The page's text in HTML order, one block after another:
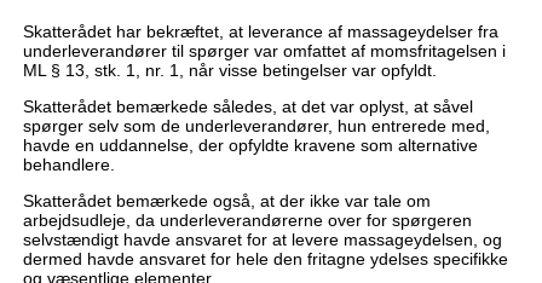
Skatterådet har bekræftet, at leverance af massageydelser fra
underleverandører til spørger var omfattet af momsfritagelsen i
ML § 13, stk. 1, nr. 1, når visse betingelser var opfyldt.
Skatterådet bemærkede således, at det var oplyst, at såvel
spørger selv som de underleverandører, hun entrerede med,
havde en uddannelse, der opfyldte kravene som alternative
behandlere.
Skatterådet bemærkede også, at der ikke var tale om
arbejdsudleje, da underleverandørerne over for spørgeren
selvstændigt havde ansvaret for at levere massageydelsen, og
dermed havde ansvaret for hele den fritagne ydelses specifikke
og væsentlige elementer.